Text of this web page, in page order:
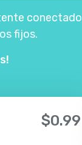
conectado
fijos.
$0.99